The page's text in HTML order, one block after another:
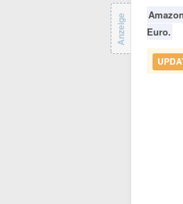
Euro.
Anzeige